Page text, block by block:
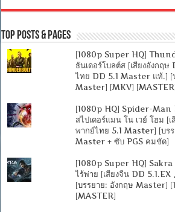
Top Posts & Pages
[1080p Super HQ]
ธันเดอร์โบลต์ส [เสียงอังกฤ
ไทย DD 5.1 Master แท้.] [
Master] [MKV]
[1080p HQ] Spider-Man
สไปเดอร์แมน โน เวย์ โฮม [
พากย์ไทย 5.1 Master] [บร
Master + ซับ PGS คมชัด]
[1080p Super HQ] Sakra
ไร้พ่าย [เสียงจีน DD
[บรรยาย: อังกฤษ Master]
[MASTER]